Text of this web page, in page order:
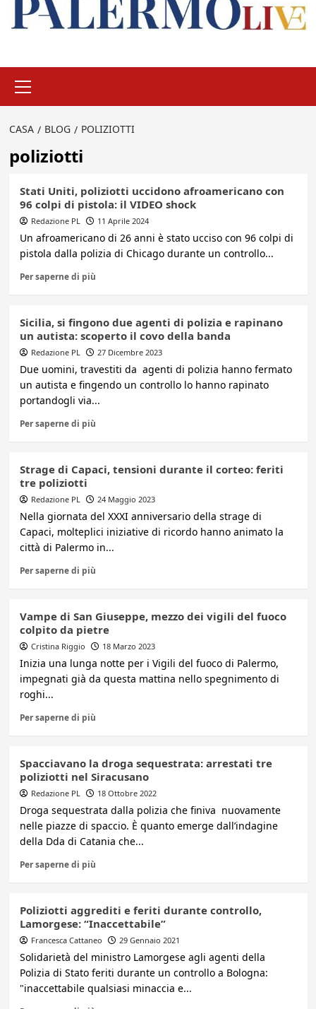
principale
CASA BLOG POLIZIOTTI
poliziotti
Stati Uniti, poliziotti uccidono afroamericano con
96 colpi di pistola: il VIDEO shock
Redazione PL 11 Aprile 2024
Un afroamericano di 26 anni è stato ucciso con 96 colpi di
pistola dalla polizia di Chicago durante un controllo...
Per saperne di più
Sicilia, si fingono due agenti di polizia e rapinano
un autista: scoperto il covo della banda
Redazione PL 27 Dicembre 2023
Due uomini, travestiti da agenti di polizia hanno fermato
un autista e fingendo un controllo lo hanno rapinato
portandogli via...
Per saperne di più
Strage di Capaci, tensioni durante il corteo: feriti
tre poliziotti
Redazione PL 24 Maggio 2023
Nella giornata del XXXI anniversario della strage di
Capaci, molteplici iniziative di ricordo hanno animato la
città di Palermo in...
Per saperne di più
Vampe di San Giuseppe, mezzo dei vigili del fuoco
colpito da pietre
Cristina Riggio 18 Marzo 2023
Inizia una lunga notte per i Vigili del fuoco di Palermo,
impegnati già da questa mattina nello spegnimento di
roghi...
Per saperne di più
Spacciavano la droga sequestrata: arrestati tre
poliziotti nel Siracusano
Redazione PL 18 Ottobre 2022
Droga sequestrata dalla polizia che finiva nuovamente
nelle piazze di spaccio. È quanto emerge dall’indagine
della Dda di Catania che...
Per saperne di più
Poliziotti aggrediti e feriti durante controllo,
Lamorgese: “Inaccettabile”
Francesca Cattaneo 29 Gennaio 2021
Solidarietà del ministro Lamorgese agli agenti della
Polizia di Stato feriti durante un controllo a Bologna:
"inaccettabile qualsiasi minaccia e...